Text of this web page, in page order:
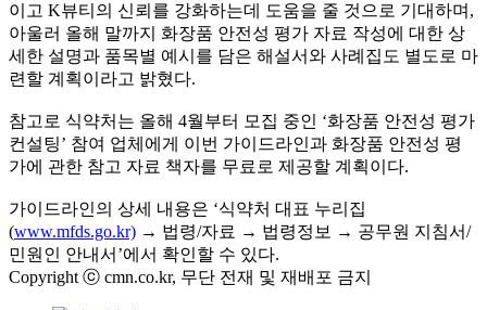
이고 K뷰티의 신뢰를 강화하는데 도움을 줄 것으로 기대하며,
아울러 올해 말까지 화장품 안전성 평가 자료 작성에 대한 상
세한 설명과 품목별 예시를 담은 해설서와 사례집도 별도로 마
련할 계획이라고 밝혔다.
참고로 식약처는 올해 4월부터 모집 중인 ‘화장품 안전성 평가
컨설팅’ 참여 업체에게 이번 가이드라인과 화장품 안전성 평
가에 관한 참고 자료 책자를 무료로 제공할 계획이다.
가이드라인의 상세 내용은 ‘식약처 대표 누리집
(www.mfds.go.kr) → 법령/자료 → 법령정보 → 공무원 지침서/
민원인 안내서’에서 확인할 수 있다.
Copyright ⓒ cmn.co.kr, 무단 전재 및 재배포 금지